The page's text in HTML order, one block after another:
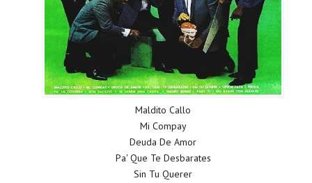
Maldito Callo
Mi Compay
Deuda De Amor
Pa' Que Te Desbarates
Sin Tu Querer